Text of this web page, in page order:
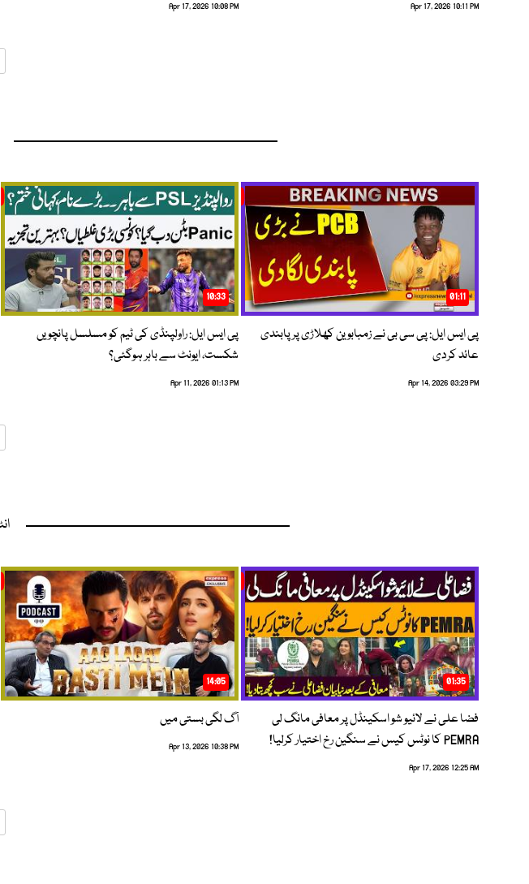
Apr 17, 2026 10:11 PM
Apr 17, 2026 10:08 PM
01:11
پی ایس ایل: پی سی بی نے زمبابوین کھلاڑی پر پابندی
عائد کردی
Apr 14, 2026 03:29 PM
10:33
پی ایس ایل: راولپنڈی کی ٹیم کو مسلسل پانچویں
شکست، ایونٹ سے باہر ہوگئی؟
Apr 11, 2026 01:13 PM
01:35
فضا علی نے لائیو شو اسکینڈل پر معافی مانگ لی
PEMRA کا نوٹس کیس نے سنگین رخ اختیار کرلیا!
Apr 17, 2026 12:25 AM
14:05
آگ لگی بستی میں
Apr 13, 2026 10:38 PM